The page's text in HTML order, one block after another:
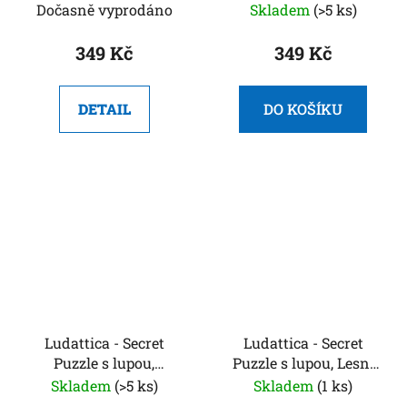
Dočasně vyprodáno
349 Kč
DETAIL
Skladem (>5 ks)
349 Kč
DO KOŠÍKU
Ludattica - Secret
Puzzle s lupou,
Jednorožci
Skladem (>5 ks)
Ludattica - Secret
Puzzle s lupou, Lesní
zvířátka
Skladem (1 ks)